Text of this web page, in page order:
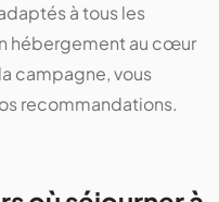
à tous les
hébergement au cœur
campagne, vous
recommandations.